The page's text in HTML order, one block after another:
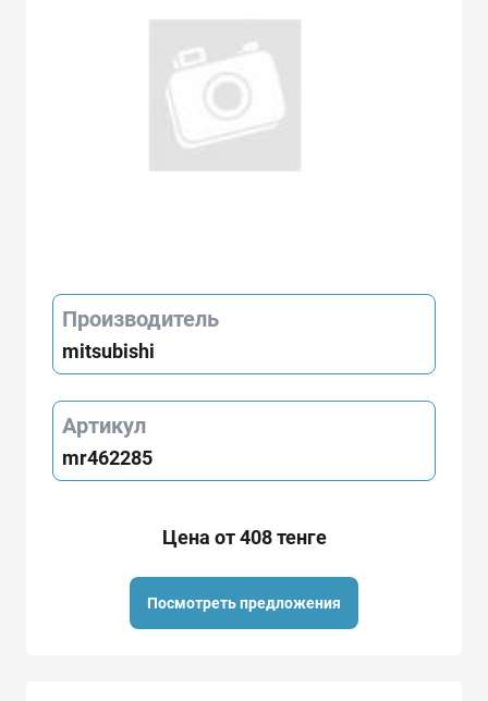
Производитель
mitsubishi
Артикул
mr462285
Цена от 408 тенге
Посмотреть предложения